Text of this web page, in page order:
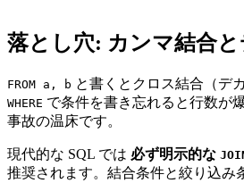
落とし穴: カンマ結合
FROM a, b と書くとクロス結合（デ
WHERE で条件を書き忘れると行数が
事故の温床です。
現代的な SQL では 必ず明示的な
推奨されます。結合条件と絞り込み